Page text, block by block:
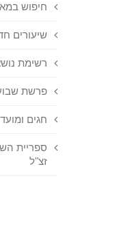
חיפוש
שיעורים
רשימת
פרשת
חגים
ספריית
זצ"ל